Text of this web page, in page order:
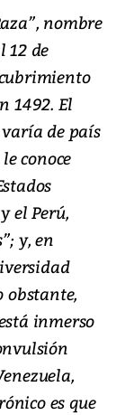
nombre
12 de
1492. El
varía de país
conoce
el Perú,
y, en
obstante,
inmerso
es que